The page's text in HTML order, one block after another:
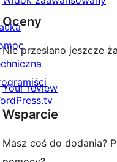
Oceny
Nie przesłano jeszcze
Your review
Wsparcie
Masz coś do dodania?